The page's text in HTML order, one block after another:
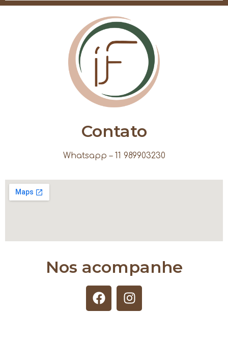
Contato
Whatsapp – 11 989903230
Nos acompanhe